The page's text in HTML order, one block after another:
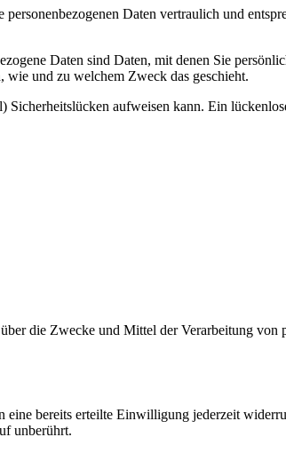
Daten vertraulich und
Daten sind Daten, mit denen Sie
und zu welchem Zweck das geschieht.
aufweisen kann. Ein
die Zwecke und Mittel der Verarbeitung
bereits erteilte Einwilligung jederzeit
unberührt.